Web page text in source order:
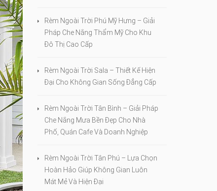
Rèm Ngoài Trời Phú Mỹ Hưng – Giải
Pháp Che Nắng Thẩm Mỹ Cho Khu
Đô Thị Cao Cấp
Rèm Ngoài Trời Sala – Thiết Kế Hiện
Đại Cho Không Gian Sống Đẳng Cấp
Rèm Ngoài Trời Tân Bình – Giải Pháp
Che Nắng Mưa Bền Đẹp Cho Nhà
Phố, Quán Cafe Và Doanh Nghiệp
Rèm Ngoài Trời Tân Phú – Lựa Chọn
Hoàn Hảo Giúp Không Gian Luôn
Mát Mẻ Và Hiện Đại